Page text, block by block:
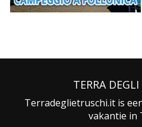
TERRA
Terradeglietruschi.it is
vakantie in